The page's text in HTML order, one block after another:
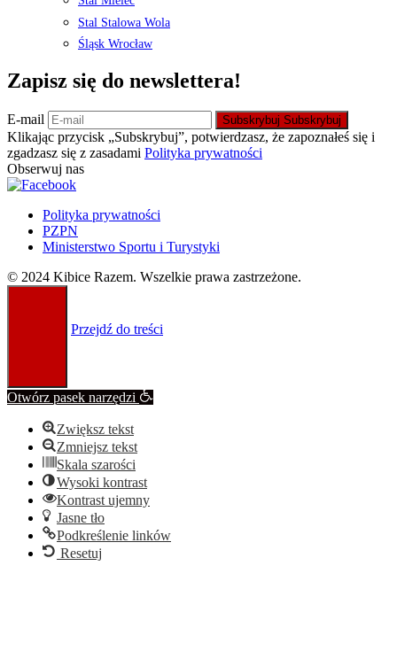
Stal Stalowa Wola
Śląsk Wrocław
Zapisz się do newslettera!
E-mail Subskrybuj Subskrybuj
Klikając przycisk „Subskrybuj”, potwierdzasz, że zapoznałeś się i
zgadzasz się z zasadami Polityka prywatności
Obserwuj nas
Polityka prywatności
PZPN
Ministerstwo Sportu i Turystyki
© 2024 Kibice Razem. Wszelkie prawa zastrzeżone.
Przejdź do treści
Otwórz pasek narzędzi
Zwiększ tekst
Zmniejsz tekst
Skala szarości
Wysoki kontrast
Kontrast ujemny
Jasne tło
Podkreślenie linków
Resetuj